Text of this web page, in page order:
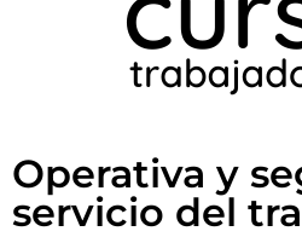
Operativa y
servicio del